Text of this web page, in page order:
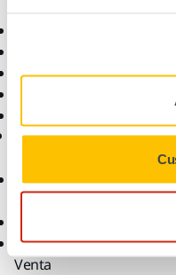
Atención al Cliente
Tienda Online
Formulario Devolución
Artículo
Condiciones Generales
Venta